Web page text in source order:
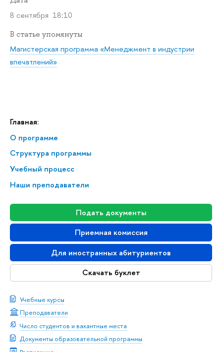
Главная:
О программе
Структура программы
Учебный процесс
Наши преподаватели
Подать документы
Приемная комиссия
Для иностранных абитуриентов
Скачать буклет
Учебные курсы
Преподаватели
Число студентов и вакантные места
Документы образовательной программы
8 сентября 18:10
В статье упомянуты
Магистерская программа «Менеджмент в индустрии
впечатлений»